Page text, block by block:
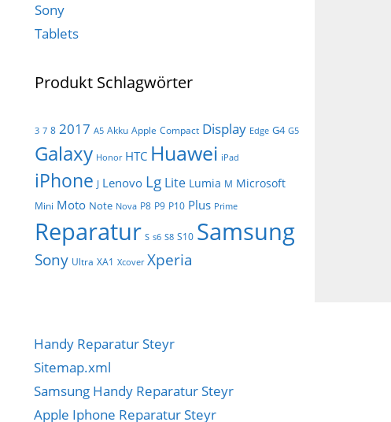
Sony
Tablets
Produkt Schlagwörter
3 7 8 2017 A5 Akku Apple Compact Display Edge G4 G5
Galaxy Honor HTC Huawei iPad
iPhone J Lenovo Lg Lite Lumia M Microsoft
Mini Moto Note Nova P8 P9 P10 Plus Prime
Reparatur S s6 S8 S10 Samsung
Sony Ultra XA1 Xcover Xperia
Handy Reparatur Steyr
Sitemap.xml
Samsung Handy Reparatur Steyr
Apple Iphone Reparatur Steyr